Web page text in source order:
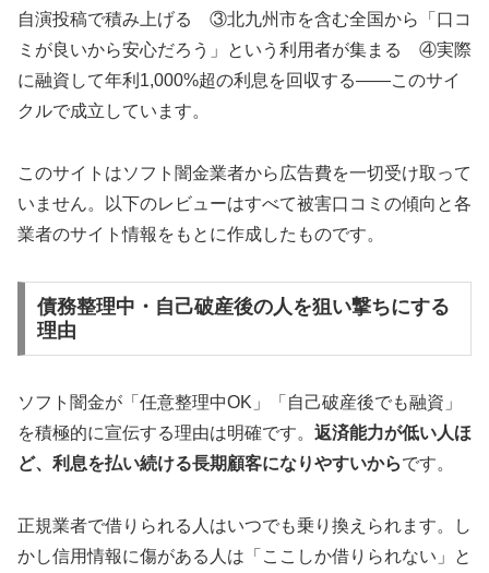
自演投稿で積み上げる ③北九州市を含む全国から「口コ
ミが良いから安心だろう」という利用者が集まる ④実際
に融資して年利1,000%超の利息を回収する——このサイ
クルで成立しています。
このサイトはソフト闇金業者から広告費を一切受け取って
いません。以下のレビューはすべて被害口コミの傾向と各
業者のサイト情報をもとに作成したものです。
債務整理中・自己破産後の人を狙い撃ちにする
理由
ソフト闇金が「任意整理中OK」「自己破産後でも融資」
を積極的に宣伝する理由は明確です。 返済能力が低い人ほ
ど、利息を払い続ける長期顧客になりやすいからです。
正規業者で借りられる人はいつでも乗り換えられます。し
かし信用情報に傷がある人は「ここしか借りられない」と